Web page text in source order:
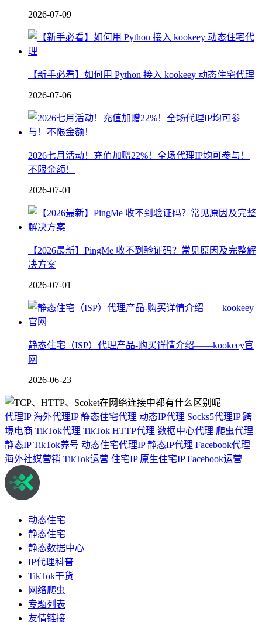
2026-07-09
【新手必看】如何用 Python 接入 kookeey 动态住宅代理
2026-07-06
2026七月活动！充值加赠22%！全场代理IP均可参与！
不限金额！
2026-07-01
【2026最新】PingMe 收不到验证码？常见原因及完整解
决方案
2026-07-01
静态住宅（ISP）代理产品-购买详情介绍——kookeey官
网
2026-06-23
代理IP 海外代理IP 静态住宅代理 动态IP代理 Socks5代理IP 跨
境电商 TikTok代理 TikTok HTTP代理 数据中心代理 爬虫代理
静态IP TikTok养号 动态住宅代理IP 静态IP代理 Facebook代理
海外社媒营销 TikTok运营 住宅IP 原生住宅IP Facebook运营
动态住宅
静态住宅
静态数据中心
IP代理科普
TikTok干货
网络爬虫
专题列表
友情链接